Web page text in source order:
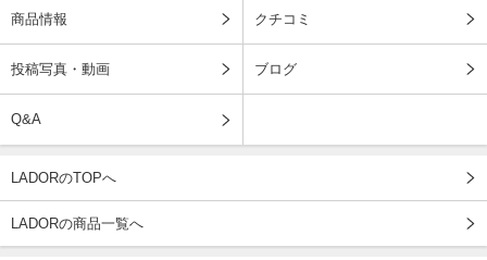
商品情報 クチコミ
投稿写真・動画 ブログ
Q&A
LADORのTOPへ
LADORの商品一覧へ